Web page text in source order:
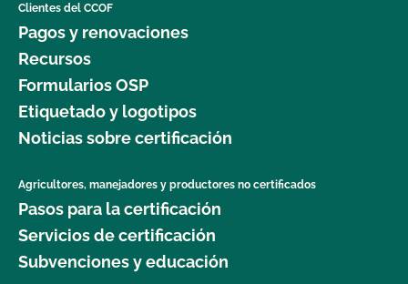
Clientes del CCOF
Pagos y renovaciones
Recursos
Formularios OSP
Etiquetado y logotipos
Noticias sobre certificación
Agricultores, manejadores y productores no certificados
Pasos para la certificación
Servicios de certificación
Subvenciones y educación